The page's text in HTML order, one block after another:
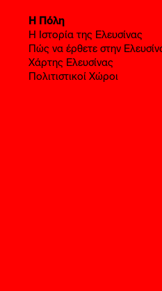
Η Πόλη
Η Ιστορία της Ελευσίνας
Πώς να έρθετε στην
Χάρτης Ελευσίνας
Πολιτιστικοί Χώροι